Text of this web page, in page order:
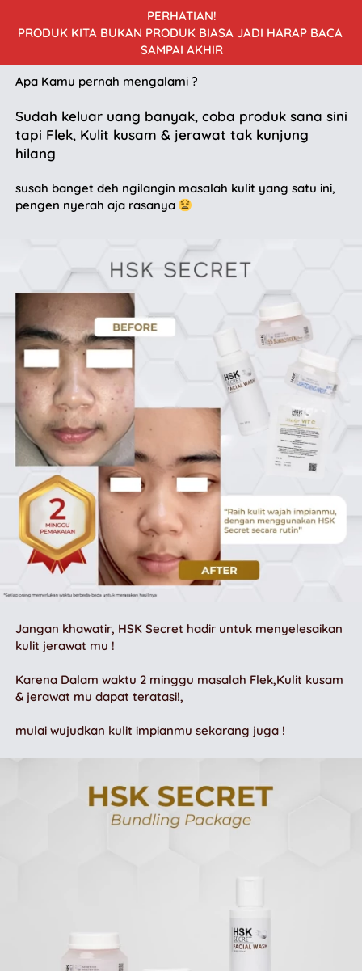
PERHATIAN!
PRODUK KITA BUKAN PRODUK BIASA JADI HARAP BACA
SAMPAI AKHIR
Apa Kamu pernah mengalami ?
Sudah keluar uang banyak, coba produk sana sini
tapi Flek, Kulit kusam & jerawat tak kunjung
hilang
susah banget deh ngilangin masalah kulit yang satu ini,
pengen nyerah aja rasanya
Jangan khawatir, HSK Secret hadir untuk menyelesaikan
kulit jerawat mu !
Karena Dalam waktu 2 minggu masalah Flek,Kulit kusam
& jerawat mu dapat teratasi!,
mulai wujudkan kulit impianmu sekarang juga !